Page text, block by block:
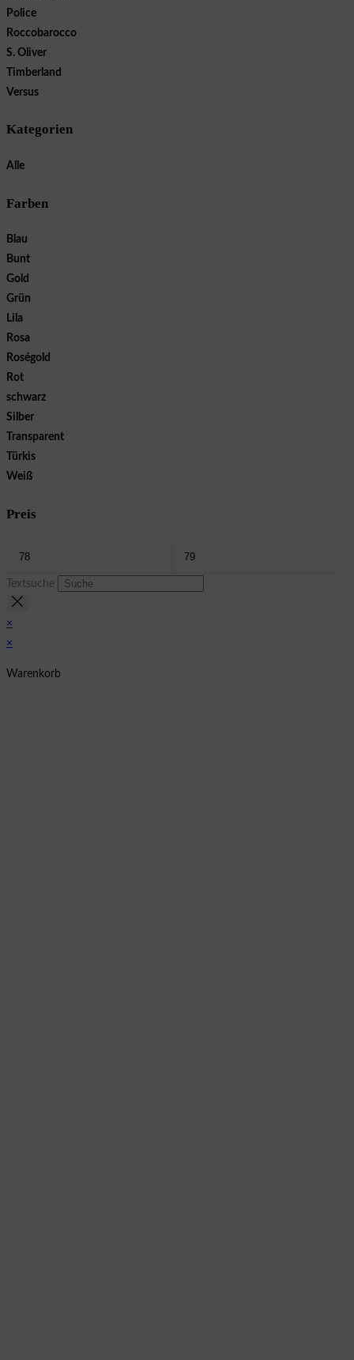
Police
Roccobarocco
S. Oliver
Timberland
Versus
Kategorien
Alle
Farben
Blau
Bunt
Gold
Grün
Lila
Rosa
Roségold
Rot
schwarz
Silber
Transparent
Türkis
Weiß
Preis
Textsuche
×
×
Warenkorb